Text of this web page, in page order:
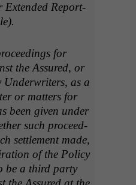
Extend­ed Report­
for
the Assured, or
Under­writ­ers, as a
or mat­ters for
been giv­en under
such pro­ceed­
set­tle­ment made,
of the Pol­i­cy
be a third par­ty